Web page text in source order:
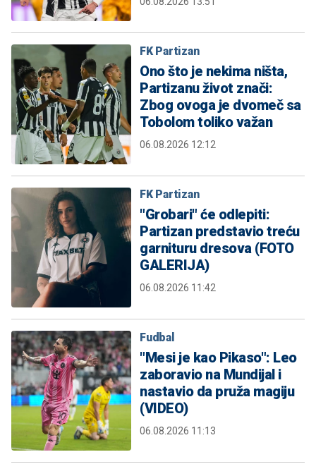
FK Partizan
Ono što je nekima ništa,
Partizanu život znači:
Zbog ovoga je dvomeč sa
Tobolom toliko važan
06.08.2026 12:12
FK Partizan
"Grobari" će odlepiti:
Partizan predstavio treću
garnituru dresova (FOTO
GALERIJA)
06.08.2026 11:42
Fudbal
"Mesi je kao Pikaso": Leo
zaboravio na Mundijal i
nastavio da pruža magiju
(VIDEO)
06.08.2026 11:13